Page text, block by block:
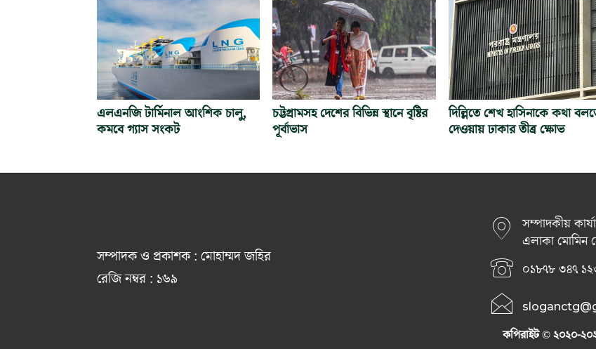
এলএনজি টার্মিনাল আংশিক চালু,
কমবে গ্যাস সংকট
চট্টগ্রামসহ দেশের বিভিন্ন স্থানে বৃষ্টির
পূর্বাভাস
দিল্লিতে শেখ হাসিনাকে কথা
দেওয়ায় ঢাকার তীব্র ক্ষোভ
সম্পাদক ও প্রকাশক : মোহাম্মদ জহির
রেজি নম্বর : ১৬৯
সম্পাদকীয়
এলাকা মোমিন
০১৮৭৮ ৩৪৭
কপিরাইট © ২০২০-